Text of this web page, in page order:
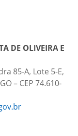
DE OLIVEIRA E
85-A, Lote 5-E,
– CEP 74.610-